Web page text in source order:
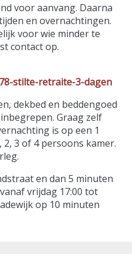
voor aanvang. Daarna
en overnachtingen.
voor wie minder te
contact op.
stilte-retraite-3-dagen
dekbed en beddengoed
Graag zelf
is op een 1
3 of 4 persoons kamer.
en dan 5 minuten
vrijdag 17:00 tot
op 10 minuten